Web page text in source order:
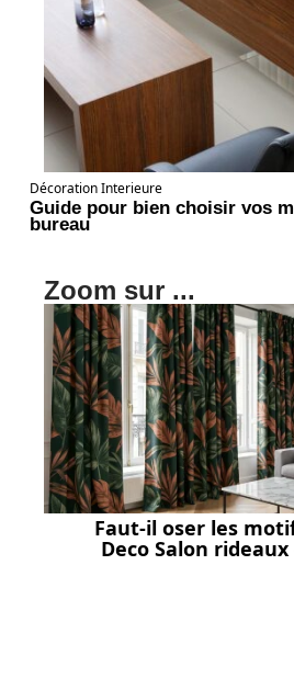
Décoration Interieure
Guide pour bien choisir vos
bureau
Zoom sur ...
Faut-il oser les
Deco Salon rideaux